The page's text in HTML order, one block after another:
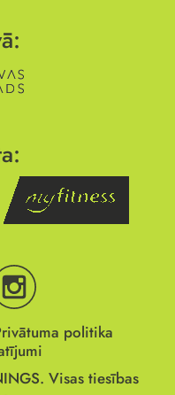
politika
Visas tiesības